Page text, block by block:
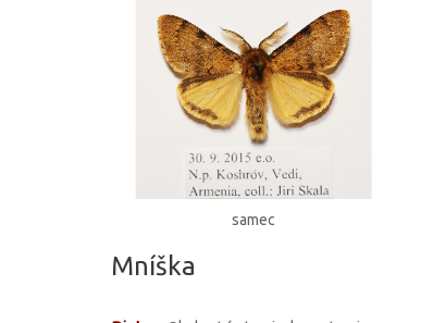
samec
Mníška